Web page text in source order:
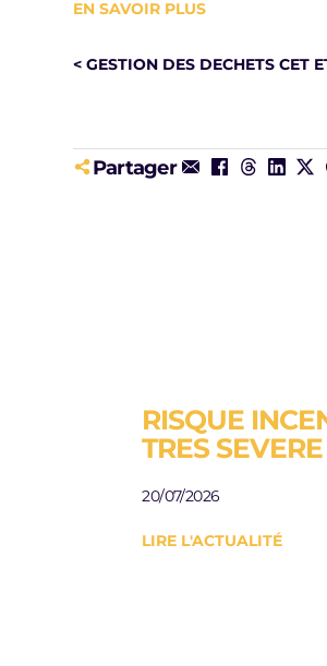
EN SAVOIR PLUS
< GESTION DES DECHETS CET
Partager
RISQUE
TRES SEVERE
LIRE L'ACTUALITÉ
20/07/2026